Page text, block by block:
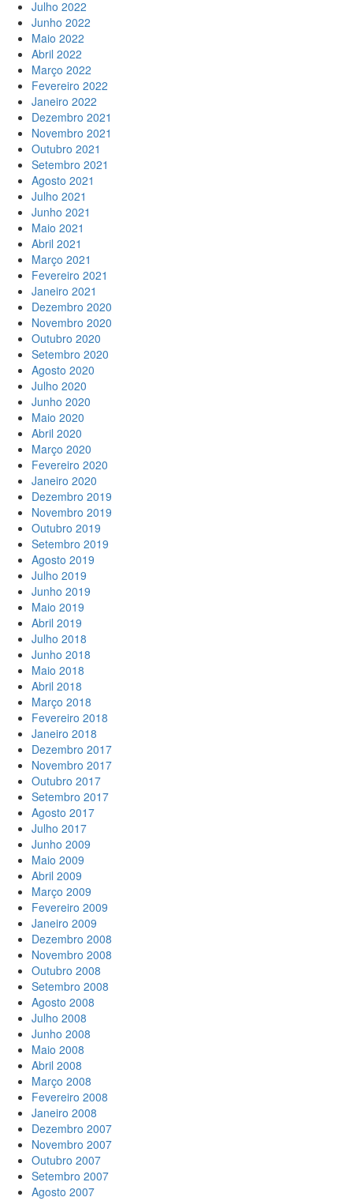
Julho 2022
Junho 2022
Maio 2022
Abril 2022
Março 2022
Fevereiro 2022
Janeiro 2022
Dezembro 2021
Novembro 2021
Outubro 2021
Setembro 2021
Agosto 2021
Julho 2021
Junho 2021
Maio 2021
Abril 2021
Março 2021
Fevereiro 2021
Janeiro 2021
Dezembro 2020
Novembro 2020
Outubro 2020
Setembro 2020
Agosto 2020
Julho 2020
Junho 2020
Maio 2020
Abril 2020
Março 2020
Fevereiro 2020
Janeiro 2020
Dezembro 2019
Novembro 2019
Outubro 2019
Setembro 2019
Agosto 2019
Julho 2019
Junho 2019
Maio 2019
Abril 2019
Julho 2018
Junho 2018
Maio 2018
Abril 2018
Março 2018
Fevereiro 2018
Janeiro 2018
Dezembro 2017
Novembro 2017
Outubro 2017
Setembro 2017
Agosto 2017
Julho 2017
Junho 2009
Maio 2009
Abril 2009
Março 2009
Fevereiro 2009
Janeiro 2009
Dezembro 2008
Novembro 2008
Outubro 2008
Setembro 2008
Agosto 2008
Julho 2008
Junho 2008
Maio 2008
Abril 2008
Março 2008
Fevereiro 2008
Janeiro 2008
Dezembro 2007
Novembro 2007
Outubro 2007
Setembro 2007
Agosto 2007